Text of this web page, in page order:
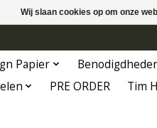
Papier
PRE ORDER Tim
Wij slaan cookies op om onze